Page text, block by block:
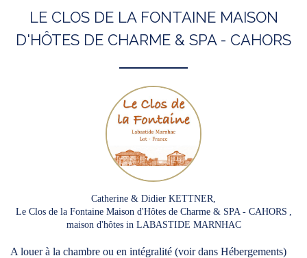
LE CLOS DE LA FONTAINE MAISON
D'HÔTES DE CHARME & SPA - CAHORS
Catherine & Didier KETTNER,
Le Clos de la Fontaine Maison d'Hôtes de Charme & SPA - CAHORS
maison d'hôtes in LABASTIDE MARNHAC
A louer à la chambre ou en intégralité (voir dans Hébergements)